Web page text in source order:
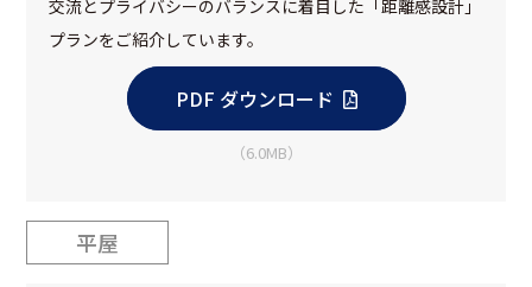
交流とプライバシーのバランスに着目した「距離感設計」
プランをご紹介しています。
PDF ダウンロード
（6.0MB）
平屋